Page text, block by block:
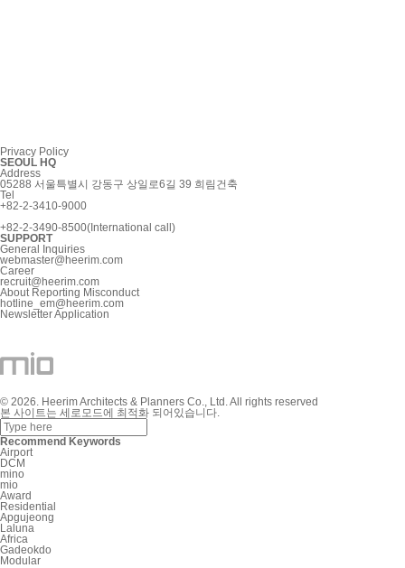
Privacy Policy
SEOUL HQ
Address
05288 서울특별시 강동구 상일로6길 39 희림건축
Tel
+82-2-3410-9000
+82-2-3490-8500(International call)
SUPPORT
General Inquiries
webmaster@heerim.com
Career
recruit@heerim.com
About Reporting Misconduct
hotline_em@heerim.com
Newsletter Application
© 2026. Heerim Architects & Planners Co., Ltd. All rights reserved
본 사이트는 세로모드에 최적화 되어있습니다.
Recommend Keywords
Airport
DCM
mino
mio
Award
Residential
Apgujeong
Laluna
Africa
Gadeokdo
Modular